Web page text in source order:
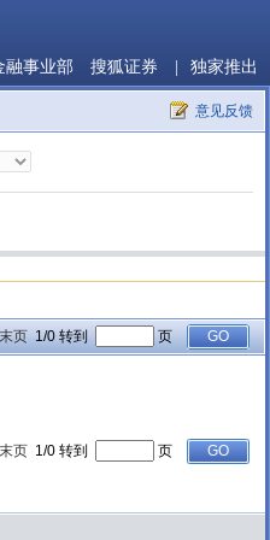
融事业部 搜狐证券 独家推出
意见反馈
末页 1/0 转到 页
末页 1/0 转到 页